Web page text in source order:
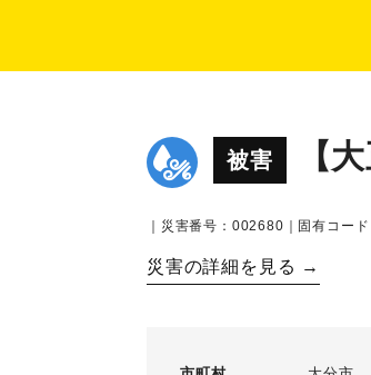
被害 【
｜災害番号：002680｜固有コー
災害の詳細を見る →